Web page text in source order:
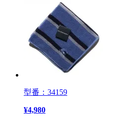
型番：34159
¥4,980